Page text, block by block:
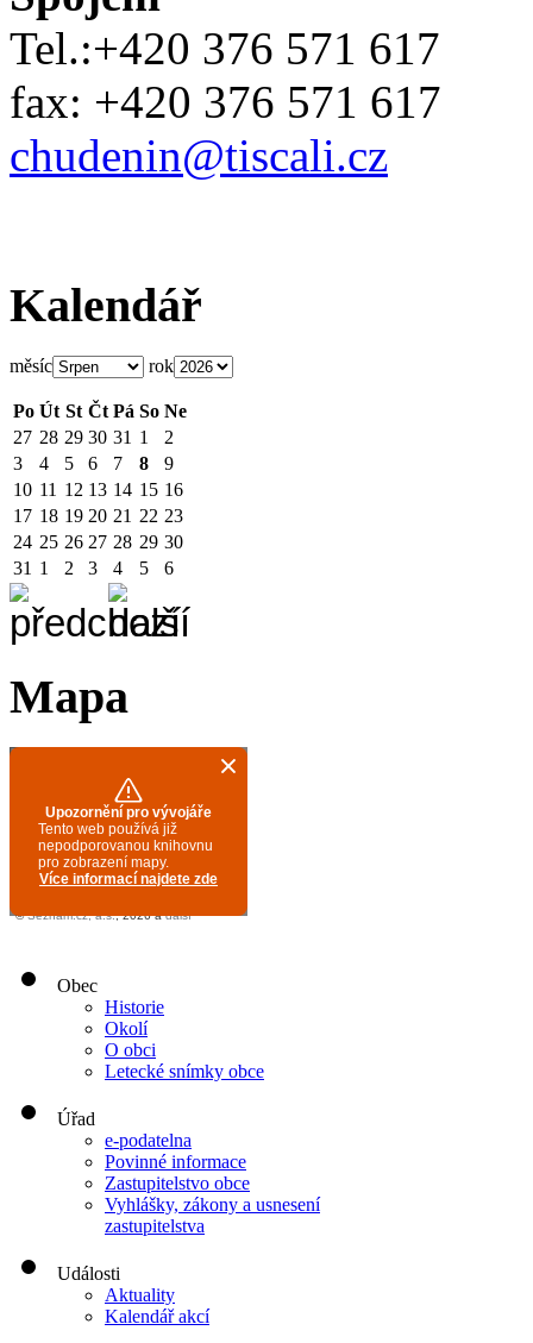
Tel.:+420 376 571 617
fax: +420 376 571 617
chudenin@tiscali.cz
Kalendář
měsíc rok
Po Út St Čt Pá So Ne
27 28 29 30 31 1
2
3
4 5 6 7 8
9
10 11 12 13 14 15 16
17 18 19 20 21 22 23
24 25 26 27 28 29 30
31 1 2 3 4 5 6
Mapa
Obec
Historie
Okolí
O obci
Letecké snímky obce
Úřad
e-podatelna
Povinné informace
Zastupitelstvo obce
Vyhlášky, zákony a usnesení
zastupitelstva
Události
Aktuality
Kalendář akcí